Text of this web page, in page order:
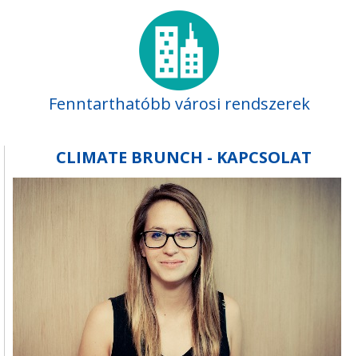
Fenntarthatóbb városi rendszerek
CLIMATE BRUNCH - KAPCSOLAT